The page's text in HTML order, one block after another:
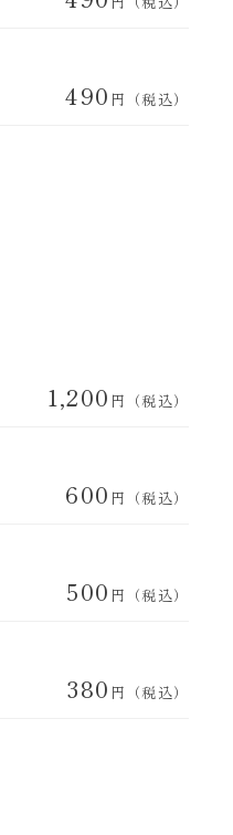
490 円（税込）
1,200 円（税込）
600 円（税込）
500 円（税込）
380 円（税込）